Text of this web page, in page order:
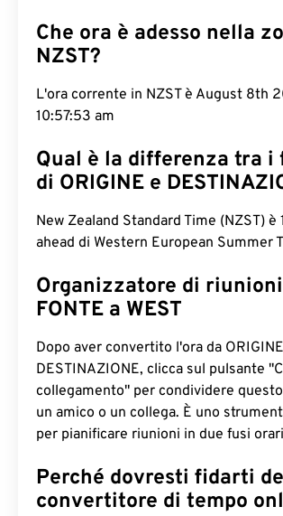
Che ora è adesso nella
NZST?
L'ora corrente in NZST è August 8th
10:57:54 am
Qual è la differenza tra i
di ORIGINE e
New Zealand Standard Time (NZST) è
ahead di Western European Summer
Organizzatore di
FONTE a WEST
Dopo aver convertito l'ora da
DESTINAZIONE, clicca sul pulsante
collegamento" per condividere
un amico o un collega. È uno
per pianificare riunioni in due fusi
Perché dovresti fidarti
convertitore di tempo